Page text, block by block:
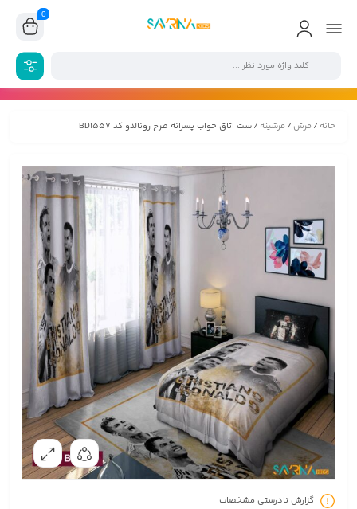
0
خانه/ فرش/ فرشینه/ ست اتاق خواب پسرانه طرح رونالدو کد BD1557
گزارش نادرستی مشخصات